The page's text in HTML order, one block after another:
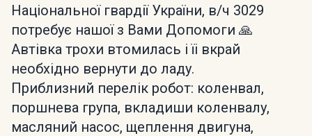
Національної гвардії України, в/ч 3029
потребує нашої з Вами Допомоги 🙏
Автівка трохи втомилась і їі вкрай
необхідно вернути до ладу.
Приблизний перелік робот: коленвал,
поршнева група, вкладиши коленвалу,
масляний насос, щеплення двигуна,